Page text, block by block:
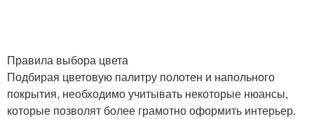
Правила выбора цвета
Подбирая цветовую палитру полотен и напольного
покрытия, необходимо учитывать некоторые нюансы,
которые позволят более грамотно оформить интерьер.